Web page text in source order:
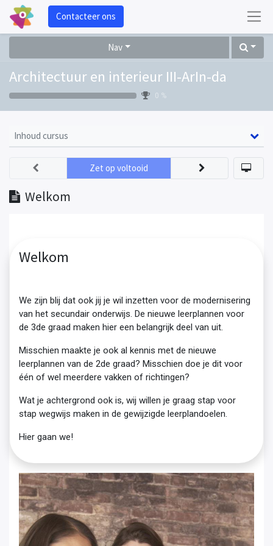
Contacteer ons
Nav
Architectuur en interieur III-ArIn-da
0 %
Inhoud cursus
Welkom
Zet op voltooid
Welkom
We zijn blij dat ook jij je wil inzetten voor de modernisering
van het secundair onderwijs. De nieuwe leerplannen voor
de 3de graad maken hier een belangrijk deel van uit.
Misschien maakte je ook al kennis met de nieuwe
leerplannen van de 2de graad? Misschien doe je dit voor
één of wel meerdere vakken of richtingen?
Wat je achtergrond ook is, wij willen je graag stap voor
stap wegwijs maken in de gewijzigde leerplandoelen.
Hier gaan we!